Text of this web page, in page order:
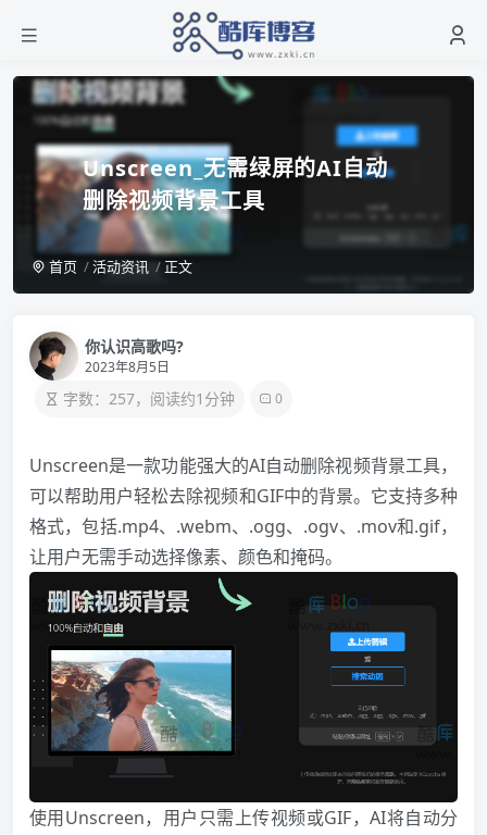
Unscreen_无需绿屏的AI自动
删除视频背景工具
首页 活动资讯 正文
你认识高歌吗?
2023年8月5日
字数：257，阅读约1分钟 0
Unscreen是一款功能强大的AI自动删除视频背景工具，
可以帮助用户轻松去除视频和GIF中的背景。它支持多种
格式，包括.mp4、.webm、.ogg、.ogv、.mov和.gif，
让用户无需手动选择像素、颜色和掩码。
使用Unscreen，用户只需上传视频或GIF，AI将自动分